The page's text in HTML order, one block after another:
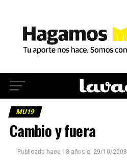
MU19
Cambio y fuera
Publicada hace 18 años el 29/10/2008